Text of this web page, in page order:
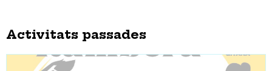
Activitats passades